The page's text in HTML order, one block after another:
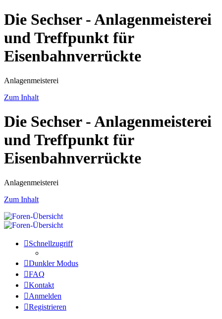
Die Sechser - Anlagenmeisterei
und Treffpunkt für
Eisenbahnverrückte
Anlagenmeisterei
Zum Inhalt
Die Sechser - Anlagenmeisterei
und Treffpunkt für
Eisenbahnverrückte
Anlagenmeisterei
Zum Inhalt
Schnellzugriff
Dunkler Modus
FAQ
Kontakt
Anmelden
Registrieren